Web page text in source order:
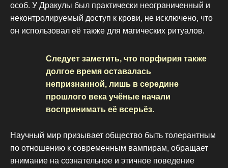
особ. У Дракулы был практически неограниченный и
неконтролируемый доступ к крови, не исключено, что
он использовал её также для магических ритуалов.
Следует заметить, что порфирия также
долгое время оставалась
непризнанной, лишь в середине
прошлого века учёные начали
воспринимать её всерьёз.
Научный мир призывает общество быть толерантным
по отношению к современным вампирам, обращает
внимание на сознательное и этичное поведение